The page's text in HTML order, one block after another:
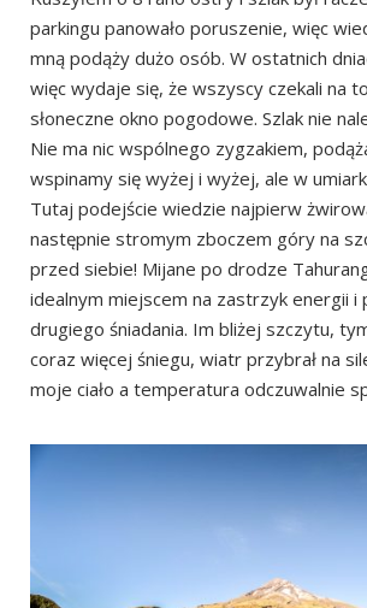
parkingu panowało poruszenie, więc
mną podąży dużo osób. W ostatnich
więc wydaje się, że wszyscy czekali na
słoneczne okno pogodowe. Szlak nie
Nie ma nic wspólnego zygzakiem,
wspinamy się wyżej i wyżej, ale w
Tutaj podejście wiedzie najpierw
następnie stromym zboczem góry na
przed siebie! Mijane po drodze
idealnym miejscem na zastrzyk energii i
drugiego śniadania. Im bliżej szczytu,
coraz więcej śniegu, wiatr przybrał na
moje ciało a temperatura odczuwalnie